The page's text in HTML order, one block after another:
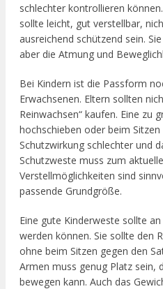
schlechter kontrollieren
sollte leicht, gut verstellbar,
ausreichend schützend sein.
aber die Atmung und
Bei Kindern ist die Passform
Erwachsenen. Eltern sollten
Reinwachsen“ kaufen. Eine zu
hochschieben oder beim
Schutzwirkung schlechter und
Schutzweste muss zum
Verstellmöglichkeiten sind
passende Grundgröße.
Eine gute Kinderweste sollte
werden können. Sie sollte den
ohne beim Sitzen gegen den
Armen muss genug Platz sein,
bewegen kann. Auch das